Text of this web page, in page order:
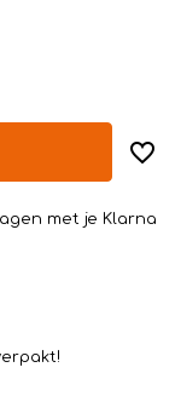
met je Klarna